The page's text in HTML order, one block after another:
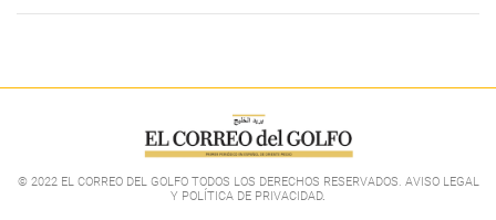
© 2022 EL CORREO DEL GOLFO TODOS LOS DERECHOS RESERVADOS. AVISO LEGAL
Y POLÍTICA DE PRIVACIDAD.